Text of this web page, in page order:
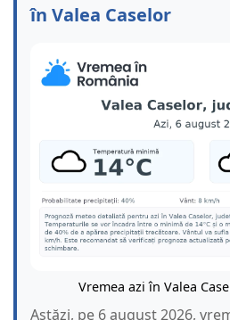
în Valea Caselor
Vremea azi în Valea
Astăzi, pe 6 august 2026,